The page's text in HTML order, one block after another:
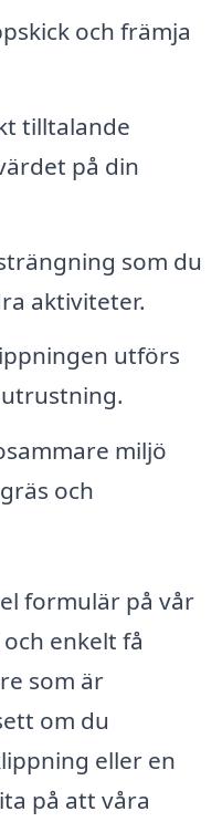
och främja
tilltalande
på din
som du
aktiviteter.
utförs
miljö
och
formulär på vår
enkelt få
som är
om du
eller en
på att våra